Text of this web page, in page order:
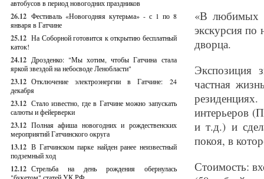
автобусов в период новогодних праздников
26.12 Фестиваль «Новогодняя кутерьма» - с 1 по 8
января в Гатчине
25.12 На Соборной готовится к открытию бесплатный
каток!
24.12 Дрозденко: "Мы хотим, чтобы Гатчина стала
яркой звездой на небосводе Ленобласти"
23.12 Отключение электроэнергии в Гатчине: 24
декабря
23.12 Стало известно, где в Гатчине можно запускать
салюты и фейерверки
23.12 Полная афиша новогодних и рождественских
мероприятий Гатчинского округа
13.12 В Гатчинском парке найден ранее неизвестный
подземный ход
12.12 Стрельба на день рождения обернулась
«В любимых
экскурсия по
дворца.
Экспозиция
частная
интерьеров
и т.д.) и
покоя, в
Стоимость: